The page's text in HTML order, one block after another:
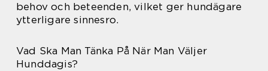
behov och beteenden, vilket ger hundägare
ytterligare sinnesro.
Vad Ska Man Tänka På När Man Väljer
Hunddagis?